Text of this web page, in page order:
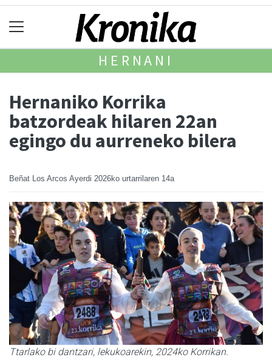
HERNANI
Hernaniko Korrika
batzordeak hilaren 22an
egingo du aurreneko bilera
Beñat Los Arcos Ayerdi 2026ko urtarrilaren 14a
Ttarlako bi dantzari, lekukoarekin, 2024ko Korrikan.